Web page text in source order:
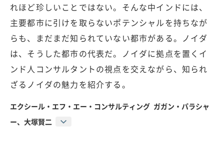
れほど珍しいことではない。そんな中インドには、
主要都市に引けを取らないポテンシャルを持ちなが
らも、まだまだ知られていない都市がある。ノイダ
は、そうした都市の代表だ。ノイダに拠点を置くイ
ンド人コンサルタントの視点を交えながら、知られ
ざるノイダの魅力を紹介する。
エクシール・エフ・エー・コンサルティング ガガン・パラシャ
ー、大塚賢二